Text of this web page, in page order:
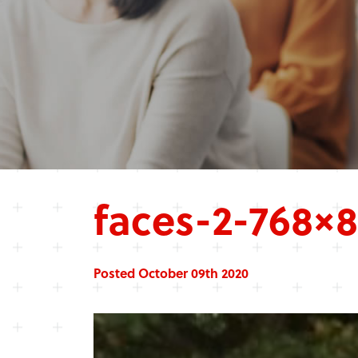
faces-2-
Posted October 09th 2020